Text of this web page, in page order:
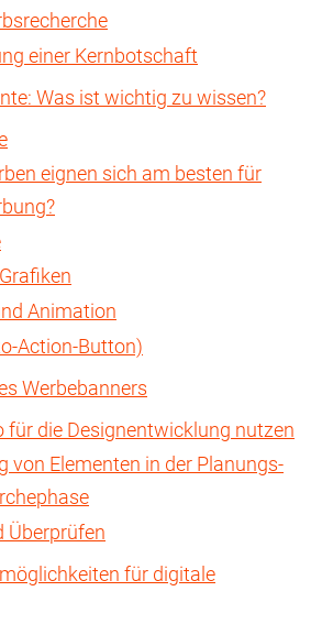
einer Kernbotschaft
Was ist wichtig zu wissen?
eignen sich am besten für
Animation
Action-Button)
Werbebanners
für die Designentwicklung nutzen
von Elementen in der Planungs-
Überprüfen
für digitale